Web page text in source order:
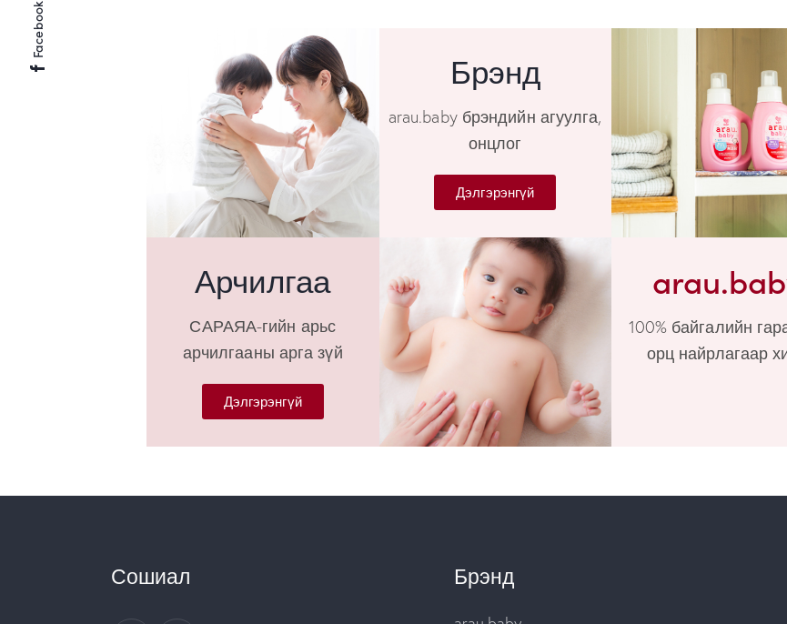
Брэнд
arau.baby брэндийн агуулга,
онцлог
Дэлгэрэнгүй
Арчилгаа
САРАЯА-гийн арьс
арчилгааны арга зүй
Дэлгэрэнгүй
100% байгалийн
орц найрлагаар
Сошиал Брэнд
Facebook